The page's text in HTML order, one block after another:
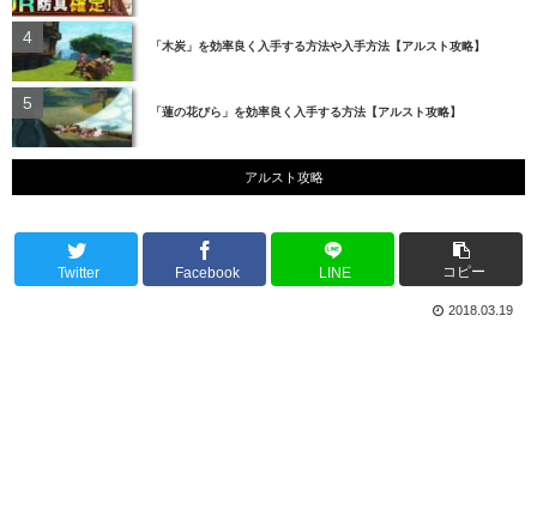
「木炭」を効率良く入手する方法や入手方法【アルスト攻略】
「蓮の花びら」を効率良く入手する方法【アルスト攻略】
アルスト攻略
Twitter Facebook LINE コピー
2018.03.19